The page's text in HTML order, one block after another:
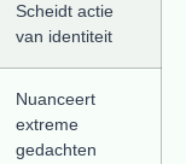
Scheidt actie
van identiteit
Nuanceert
extreme
gedachten